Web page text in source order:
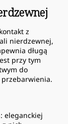
z
nierdzewnej,
długą
przy tym
do
przebarwienia.
eleganckiej